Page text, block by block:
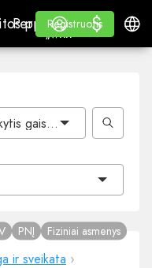
programa
programa
Perpardavėjams
„WHITE LABEL“
Mokymasis
Mokymasis
Registruotis
Registruotis
Prisijungti
$
$
gaisrinę saugą?
ir sveikata ›
PNĮ Fiziniai asmenys